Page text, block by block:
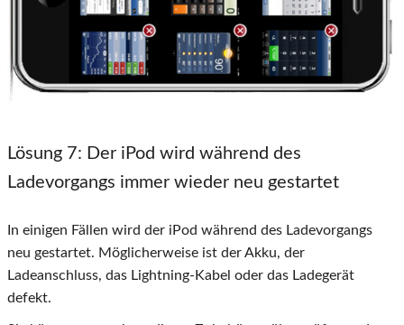
Lösung 7: Der iPod wird während des
Ladevorgangs immer wieder neu gestartet
In einigen Fällen wird der iPod während des Ladevorgangs
neu gestartet. Möglicherweise ist der Akku, der
Ladeanschluss, das Lightning-Kabel oder das Ladegerät
defekt.